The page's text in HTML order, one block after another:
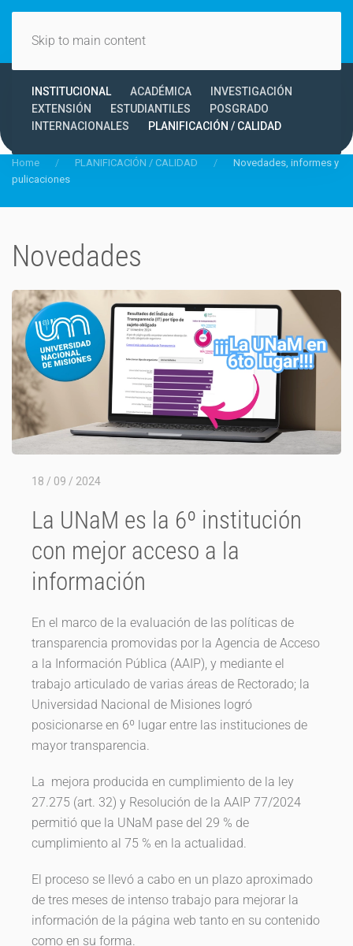
Skip to main content
INSTITUCIONAL ACADÉMICA
INVESTIGACIÓN
EXTENSIÓN
ESTUDIANTILES
POSGRADO
INTERNACIONALES
PLANIFICACIÓN / CALIDAD
Home PLANIFICACIÓN / CALIDAD
Novedades, informes y
pulicaciones
Novedades
18 / 09 / 2024
La UNaM es la 6º institución
con mejor acceso a la
información
En el marco de la evaluación de las políticas de
transparencia promovidas por la Agencia de Acceso
a la Información Pública (AAIP), y mediante el
trabajo articulado de varias áreas de Rectorado; la
Universidad Nacional de Misiones logró
posicionarse en 6º lugar entre las instituciones de
mayor transparencia.
La mejora producida en cumplimiento de la ley
27.275 (art. 32) y Resolución de la AAIP 77/2024
permitió que la UNaM pase del 29 % de
cumplimiento al 75 % en la actualidad.
El proceso se llevó a cabo en un plazo aproximado
de tres meses de intenso trabajo para mejorar la
información de la página web tanto en su contenido
como en su forma.